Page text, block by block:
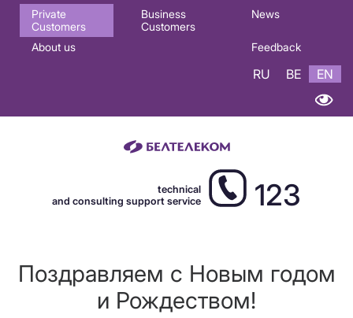
Основная
навигация
Private
Customers
Business
Customers
News
About us Feedback
RU BE EN
technical
and consulting support service
123
Поздравляем с Новым годом
и Рождеством!